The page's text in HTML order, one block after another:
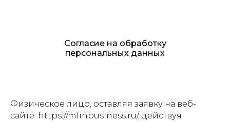
Согласие на обработку
персональных данных
Физическое лицо, оставляя заявку на веб-
сайте: https://mlinbusiness.ru/, действуя